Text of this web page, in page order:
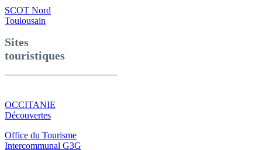
SCOT Nord
Toulousain
Sites
touristiques
OCCITANIE
Découvertes
Office du Tourisme
Intercommunal G3G